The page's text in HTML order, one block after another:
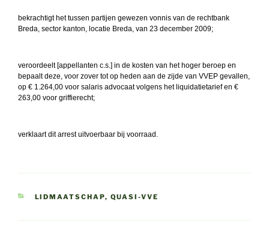
bekrachtigt het tussen partijen gewezen vonnis van de rechtbank
Breda, sector kanton, locatie Breda, van 23 december 2009;
veroordeelt [appellanten c.s.] in de kosten van het hoger beroep en
bepaalt deze, voor zover tot op heden aan de zijde van VVEP gevallen,
op € 1.264,00 voor salaris advocaat volgens het liquidatietarief en €
263,00 voor griffierecht;
verklaart dit arrest uitvoerbaar bij voorraad.
CATEGORIEËN
LIDMAATSCHAP, QUASI-VVE